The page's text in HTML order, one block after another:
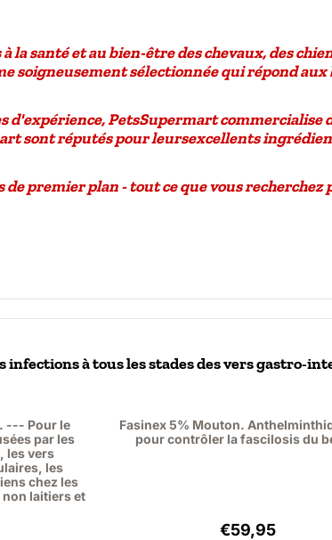
la santé et au bien-être deschevaux, des
soigneusement sélectionnée qui répond
d'expérience, PetsSupermart commercialise
sont réputés pour leursexcellents
premier plan - tout ce que vous
infections à tous les stades des vers
--- Pour le
par les
les vers
les
chez les
laitiers et
hors TVA : 111,88
Fasinex 5% Mouton.
pour contrôler la fascilosis du
Prix: 59,95,
€59,95